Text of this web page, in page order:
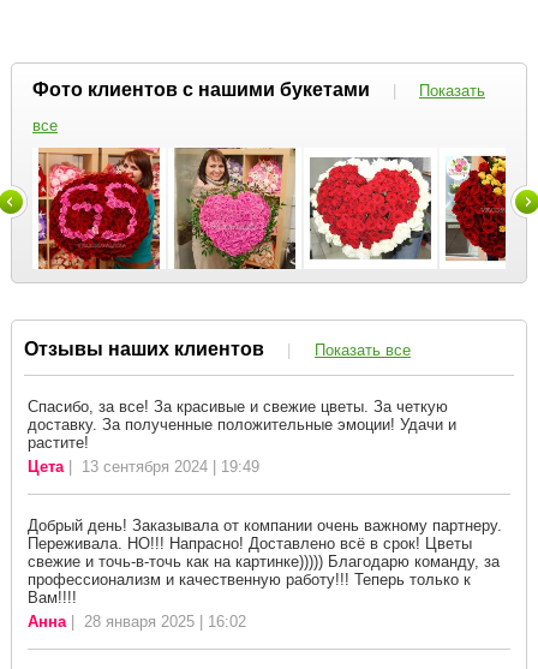
Фото клиентов с нашими букетами |
Показать
все
Отзывы наших клиентов | Показать все
Спасибо, за все! За красивые и свежие цветы. За четкую
доставку. За полученные положительные эмоции! Удачи и
растите!
Цета| 13 сентября 2024 | 19:49
Добрый день! Заказывала от компании очень важному партнеру.
Переживала. НО!!! Напрасно! Доставлено всё в срок! Цветы
свежие и точь-в-точь как на картинке))))) Благодарю команду, за
профессионализм и качественную работу!!! Теперь только к
Вам!!!!
Анна| 28 января 2025 | 16:02